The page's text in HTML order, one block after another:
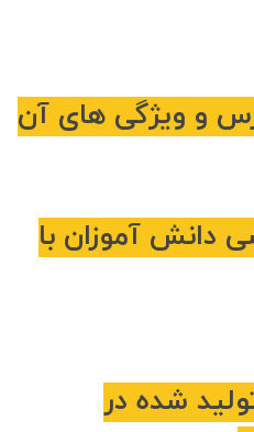
و ویژگی های آن
دانش آموزان با
شده در